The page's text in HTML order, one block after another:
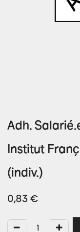
Adh.
Institut
(indiv.)
0,83 €